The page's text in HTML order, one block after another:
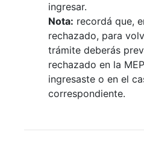
ingresar.
Nota: recordá que,
rechazado, para
trámite deberás
rechazado en la
ingresaste o en el
correspondiente.